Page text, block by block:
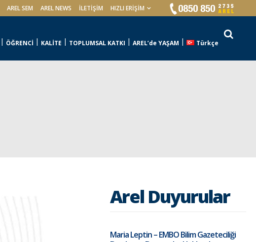
AREL SEM AREL NEWS İLETIŞIM HIZLI ERİŞİM
ÖĞRENCİ KALİTE TOPLUMSAL KATKI AREL’de YAŞAM Türkçe
Arel Duyurular
Maria Leptin – EMBO Bilim Gazeteciliği